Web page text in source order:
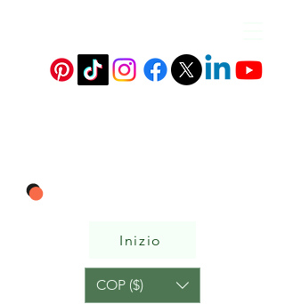
Inizio
COP ($)